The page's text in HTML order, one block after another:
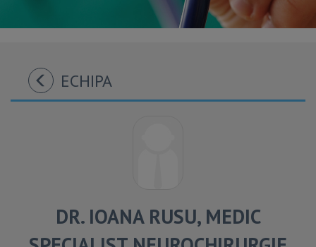
ECHIPA
DR. IOANA RUSU, MEDIC